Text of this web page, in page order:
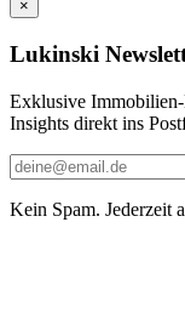
×
Lukinski
Exklusive
Insights direkt ins
Kein Spam. Jederzeit